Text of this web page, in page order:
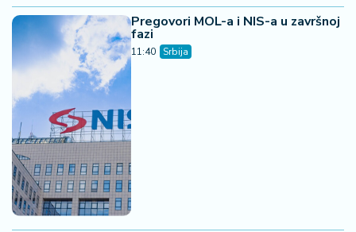
Pregovori MOL-a i NIS-a u završnoj
fazi
11:40 Srbija